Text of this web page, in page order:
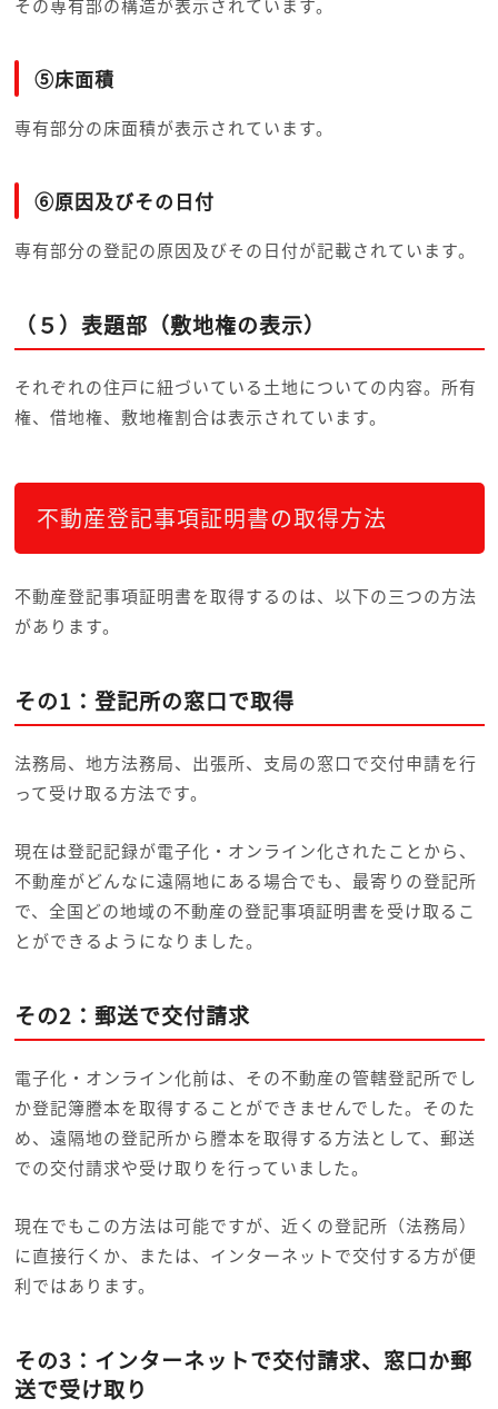
その専有部の構造が表示されています。
⑤床面積
専有部分の床面積が表示されています。
⑥原因及びその日付
専有部分の登記の原因及びその日付が記載されています。
（５）表題部（敷地権の表示）
それぞれの住戸に紐づいている土地についての内容。所有
権、借地権、敷地権割合は表示されています。
不動産登記事項証明書の取得方法
不動産登記事項証明書を取得するのは、以下の三つの方法
があります。
その1：登記所の窓口で取得
法務局、地方法務局、出張所、支局の窓口で交付申請を行
って受け取る方法です。
現在は登記記録が電子化・オンライン化されたことから、
不動産がどんなに遠隔地にある場合でも、最寄りの登記所
で、全国どの地域の不動産の登記事項証明書を受け取るこ
とができるようになりました。
その2：郵送で交付請求
電子化・オンライン化前は、その不動産の管轄登記所でし
か登記簿謄本を取得することができませんでした。そのた
め、遠隔地の登記所から謄本を取得する方法として、郵送
での交付請求や受け取りを行っていました。
現在でもこの方法は可能ですが、近くの登記所（法務局）
に直接行くか、または、インターネットで交付する方が便
利ではあります。
その3：インターネットで交付請求、窓口か郵
送で受け取り